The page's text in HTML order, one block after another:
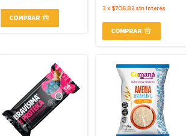
3 x $706,82 sin interés